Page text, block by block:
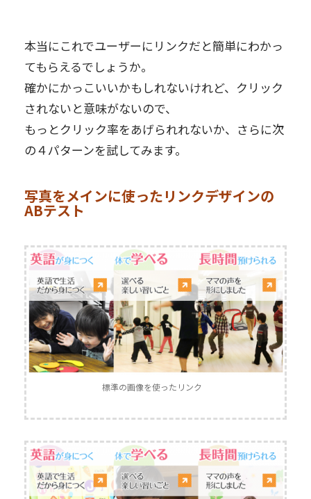
本当にこれでユーザーにリンクだと簡単にわかっ
てもらえるでしょうか。
確かにかっこいいかもしれないけれど、クリック
されないと意味がないので、
もっとクリック率をあげられれないか、さらに次
の４パターンを試してみます。
写真をメインに使ったリンクデザインの
ABテスト
標準の画像を使ったリンク